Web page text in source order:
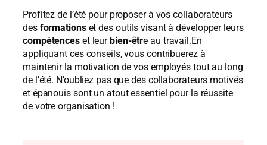
Profitez de l’été pour proposer à vos collaborateurs
des formationset des outils visant à développer leurs
compétenceset leur bien-être au travail.En
appliquant ces conseils, vous contribuerez à
maintenir la motivation de vos employés tout au long
de l’été. N’oubliez pas que des collaborateurs motivés
et épanouis sont un atout essentiel pour la réussite
de votre organisation !